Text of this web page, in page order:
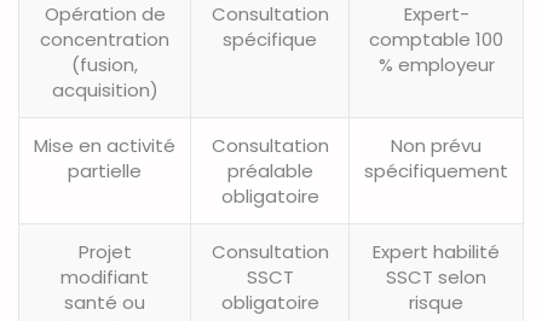
Opération de
concentration
(fusion,
acquisition)
Consultation
spécifique
Expert-
comptable 100
% employeur
Mise en activité
partielle
Consultation
préalable
obligatoire
Non prévu
spécifiquement
Projet
modifiant
santé ou
Consultation
SSCT
obligatoire
Expert habilité
SSCT selon
risque